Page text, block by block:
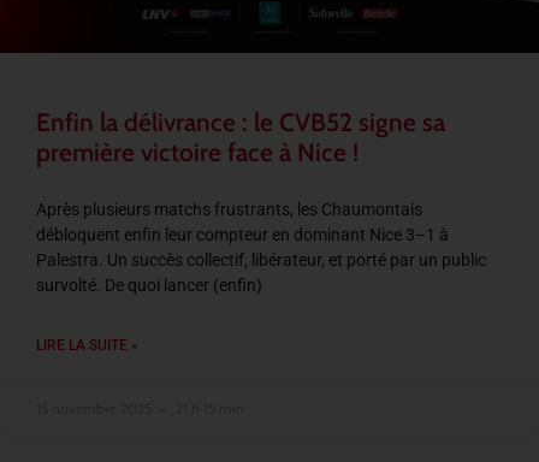
Enfin la délivrance : le CVB52 signe sa
première victoire face à Nice !
Après plusieurs matchs frustrants, les Chaumontais
débloquent enfin leur compteur en dominant Nice 3–1 à
Palestra. Un succès collectif, libérateur, et porté par un public
survolté. De quoi lancer (enfin)
LIRE LA SUITE »